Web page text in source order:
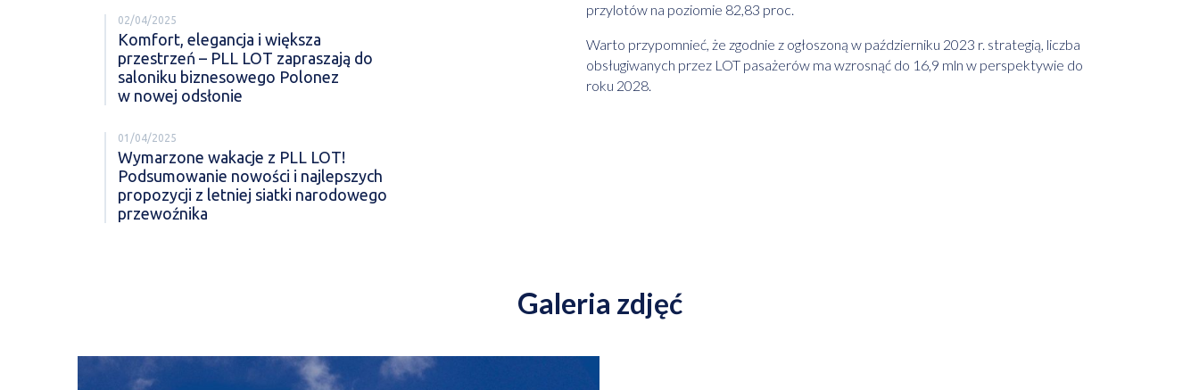
przylotów na poziomie 82,83 proc.
Warto przypomnieć, że zgodnie z ogłoszoną w październiku 2023 r. strategią, liczba
obsługiwanych przez LOT pasażerów ma wzrosnąć do 16,9 mln w perspektywie do
roku 2028.
02/04/2025
Komfort, elegancja i większa
przestrzeń – PLL LOT zapraszają do
saloniku biznesowego Polonez
w nowej odsłonie
01/04/2025
Wymarzone wakacje z PLL LOT!
Podsumowanie nowości i najlepszych
propozycji z letniej siatki narodowego
przewoźnika
Galeria zdjęć